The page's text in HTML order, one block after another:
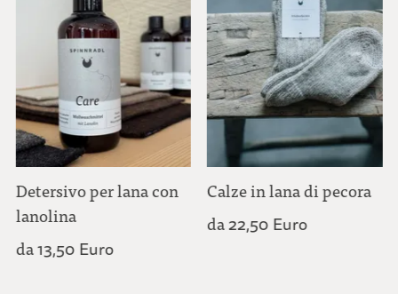
Detersivo per lana con
lanolina
da13,50 Euro
Calze in lana di pecora
da22,50 Euro